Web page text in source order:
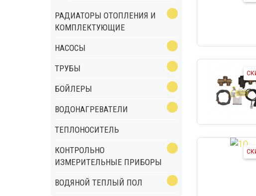
РАДИАТОРЫ ОТОПЛЕНИЯ И
КОМПЛЕКТУЮЩИЕ
НАСОСЫ
ТРУБЫ
БОЙЛЕРЫ
ВОДОНАГРЕВАТЕЛИ
ТЕПЛОНОСИТЕЛЬ
КОНТРОЛЬНО
ИЗМЕРИТЕЛЬНЫЕ ПРИБОРЫ
ВОДЯНОЙ ТЕПЛЫЙ ПОЛ